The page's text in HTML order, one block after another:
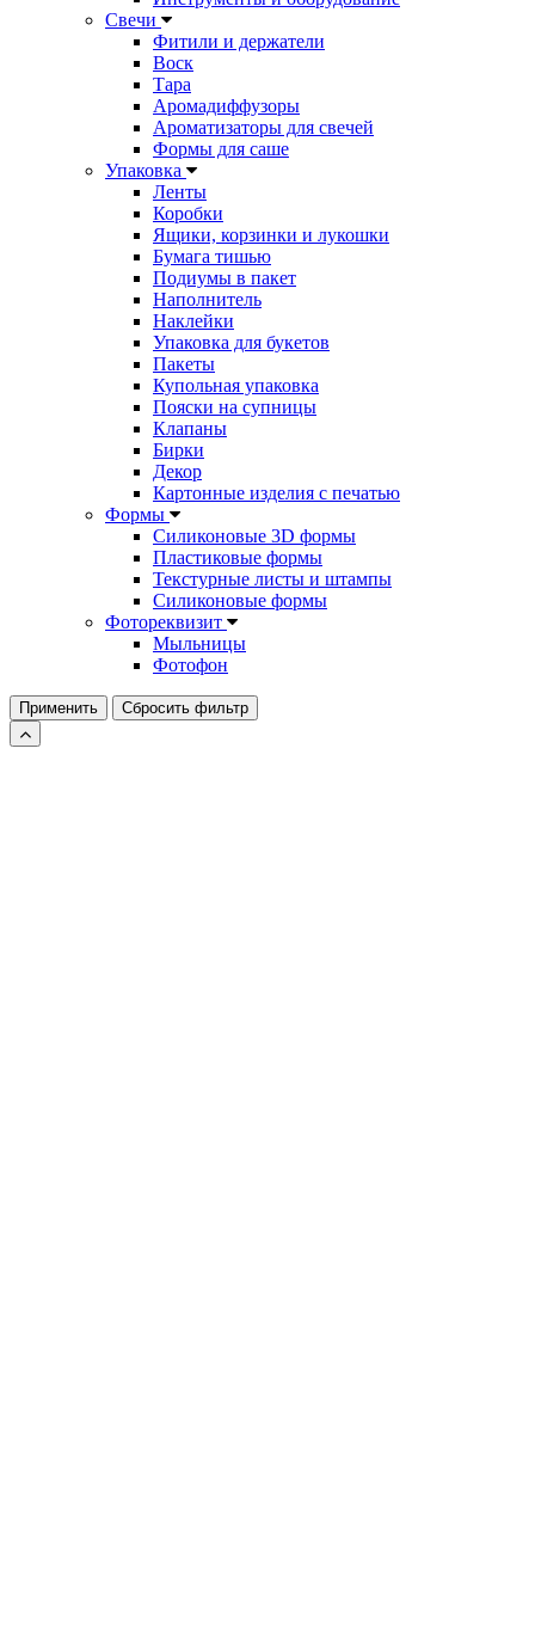
Свечи
Фитили и держатели
Воск
Тара
Аромадиффузоры
Ароматизаторы для свечей
Формы для саше
Упаковка
Ленты
Коробки
Ящики, корзинки и лукошки
Бумага тишью
Подиумы в пакет
Наполнитель
Наклейки
Упаковка для букетов
Пакеты
Купольная упаковка
Пояски на супницы
Клапаны
Бирки
Декор
Картонные изделия с печатью
Формы
Силиконовые 3D формы
Пластиковые формы
Текстурные листы и штампы
Силиконовые формы
Фотореквизит
Мыльницы
Фотофон
Применить Сбросить фильтр